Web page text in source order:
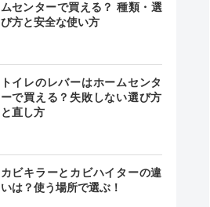
ムセンターで買える？ 種類・選
び方と安全な使い方
トイレのレバーはホームセンタ
ーで買える？失敗しない選び方
と直し方
カビキラーとカビハイターの違
いは？使う場所で選ぶ！